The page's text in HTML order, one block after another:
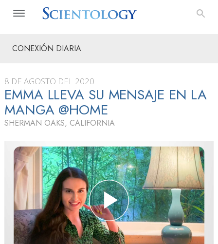
CONEXIÓN DIARIA
8 DE AGOSTO DEL 2020
EMMA LLEVA SU MENSAJE EN LA
MANGA @HOME
SHERMAN OAKS, CALIFORNIA